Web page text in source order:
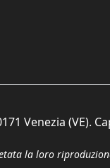
Venezia (VE).
la loro